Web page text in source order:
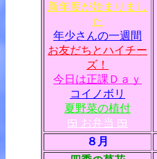
新年度が始まりまし
た
年少さんの一週間
お友だちとハイチー
ズ！
今日は正課Ｄａｙ
コイノボリ
夏野菜の植付
🍱 お弁当 🍱
８月